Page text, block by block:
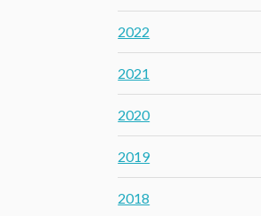
2022
2021
2020
2019
2018